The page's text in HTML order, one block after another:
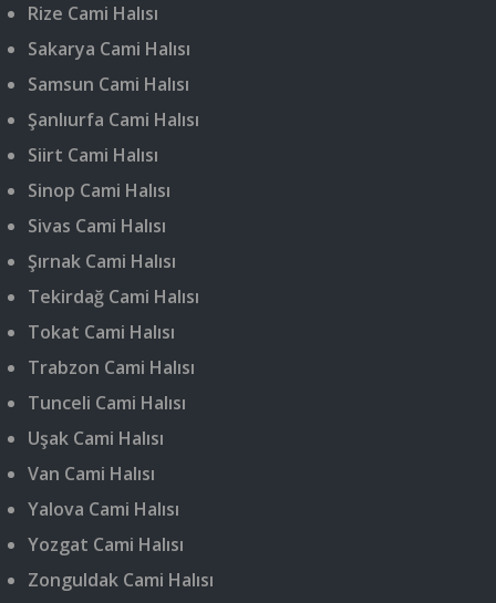
Rize Cami Halısı
Sakarya Cami Halısı
Samsun Cami Halısı
Şanlıurfa Cami Halısı
Siirt Cami Halısı
Sinop Cami Halısı
Sivas Cami Halısı
Şırnak Cami Halısı
Tekirdağ Cami Halısı
Tokat Cami Halısı
Trabzon Cami Halısı
Tunceli Cami Halısı
Uşak Cami Halısı
Van Cami Halısı
Yalova Cami Halısı
Yozgat Cami Halısı
Zonguldak Cami Halısı